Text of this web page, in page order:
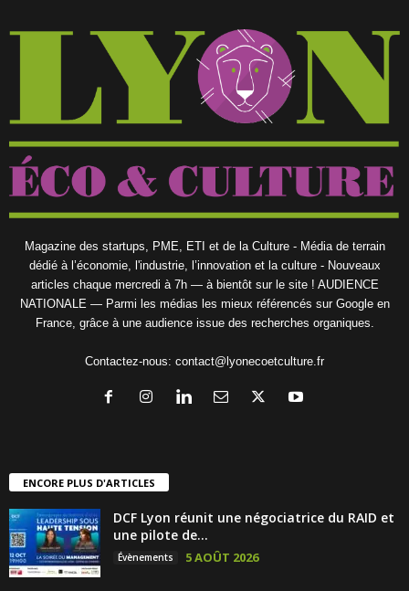
Magazine des startups, PME, ETI et de la Culture - Média de terrain
dédié à l’économie, l'industrie, l’innovation et la culture - Nouveaux
articles chaque mercredi à 7h — à bientôt sur le site ! AUDIENCE
NATIONALE — Parmi les médias les mieux référencés sur Google en
France, grâce à une audience issue des recherches organiques.
Contactez-nous: contact@lyonecoetculture.fr
ENCORE PLUS D'ARTICLES
DCF Lyon réunit une négociatrice du RAID et
une pilote de...
Évènements 5 AOÛT 2026